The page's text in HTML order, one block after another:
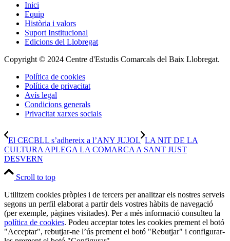
Inici
Equip
Història i valors
Suport Institucional
Edicions del Llobregat
Copyright © 2024 Centre d'Estudis Comarcals del Baix Llobregat.
Política de cookies
Política de privacitat
Avís legal
Condicions generals
Privacitat xarxes socials
El CECBLL s’adhereix a l’ANY JUJOL LA NIT DE LA
CULTURA APLEGA LA COMARCA A SANT JUST
DESVERN
Scroll to top
Utilitzem cookies pròpies i de tercers per analitzar els nostres serveis
segons un perfil elaborat a partir dels vostres hàbits de navegació
(per exemple, pàgines visitades). Per a més informació consulteu la
política de cookies. Podeu acceptar totes les cookies prement el botó
"Acceptar", rebutjar-ne l’ús prement el botó "Rebutjar" i configurar-